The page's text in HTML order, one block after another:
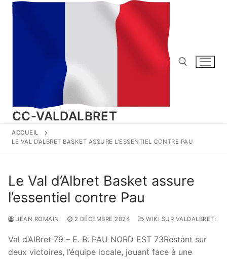
Aller
CC-VALDALBRET
ACCUEIL
LE VAL D’ALBRET BASKET ASSURE L’ESSENTIEL CONTRE PAU
Le Val d’Albret Basket assure
l’essentiel contre Pau
JEAN ROMAIN 2 DÉCEMBRE 2024 WIKI SUR VALDALBRET:
Val d’AlBret 79 – E. B. PAU NORD EST 73Restant sur
deux victoires, l’équipe locale, jouant face à une